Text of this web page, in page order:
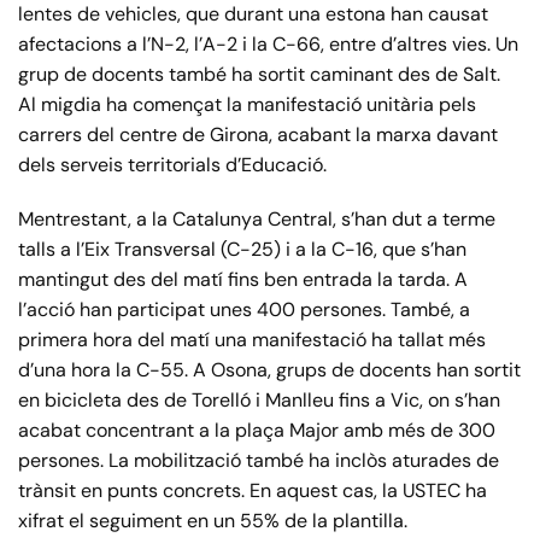
lentes de vehicles, que durant una estona han causat
afectacions a l’N-2, l’A-2 i la C-66, entre d’altres vies. Un
grup de docents també ha sortit caminant des de Salt.
Al migdia ha començat la manifestació unitària pels
carrers del centre de Girona, acabant la marxa davant
dels serveis territorials d’Educació.
Mentrestant, a la Catalunya Central, s’han dut a terme
talls a l’Eix Transversal (C-25) i a la C-16, que s’han
mantingut des del matí fins ben entrada la tarda. A
l’acció han participat unes 400 persones. També, a
primera hora del matí una manifestació ha tallat més
d’una hora la C-55. A Osona, grups de docents han sortit
en bicicleta des de Torelló i Manlleu fins a Vic, on s’han
acabat concentrant a la plaça Major amb més de 300
persones. La mobilització també ha inclòs aturades de
trànsit en punts concrets. En aquest cas, la USTEC ha
xifrat el seguiment en un 55% de la plantilla.